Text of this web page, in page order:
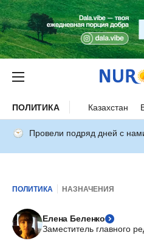
ПОЛИТИКА Казахстан
Провели подряд дней с
ПОЛИТИКА НАЗНАЧЕНИЯ
Елена Беленко
Заместитель главного